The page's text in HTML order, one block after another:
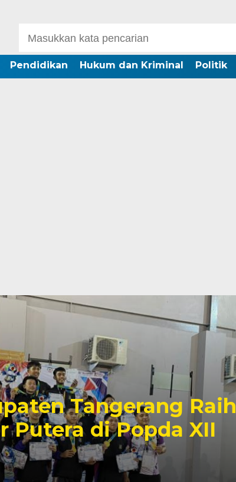
Pendidikan Hukum dan Kriminal Politik
Tangerang Raih
Putera di Popda XII